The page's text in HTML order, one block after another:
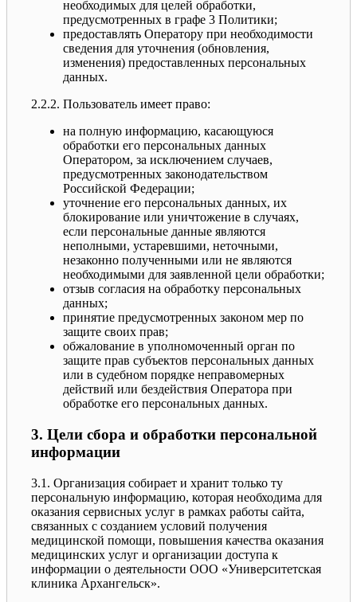
необходимых для целей обработки,
предусмотренных в графе 3 Политики;
предоставлять Оператору при необходимости
сведения для уточнения (обновления,
изменения) предоставленных персональных
данных.
2.2.2. Пользователь имеет право:
на полную информацию, касающуюся
обработки его персональных данных
Оператором, за исключением случаев,
предусмотренных законодательством
Российской Федерации;
уточнение его персональных данных, их
блокирование или уничтожение в случаях,
если персональные данные являются
неполными, устаревшими, неточными,
незаконно полученными или не являются
необходимыми для заявленной цели обработки;
отзыв согласия на обработку персональных
данных;
принятие предусмотренных законом мер по
защите своих прав;
обжалование в уполномоченный орган по
защите прав субъектов персональных данных
или в судебном порядке неправомерных
действий или бездействия Оператора при
обработке его персональных данных.
3. Цели сбора и обработки персональной
информации
3.1. Организация собирает и хранит только ту
персональную информацию, которая необходима для
оказания сервисных услуг в рамках работы сайта,
связанных с созданием условий получения
медицинской помощи, повышения качества оказания
медицинских услуг и организации доступа к
информации о деятельности ООО «Университетская
клиника Архангельск».